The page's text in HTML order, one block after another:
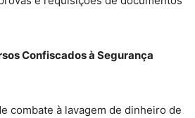
Confiscados à Segurança
combate à lavagem de dinheiro de